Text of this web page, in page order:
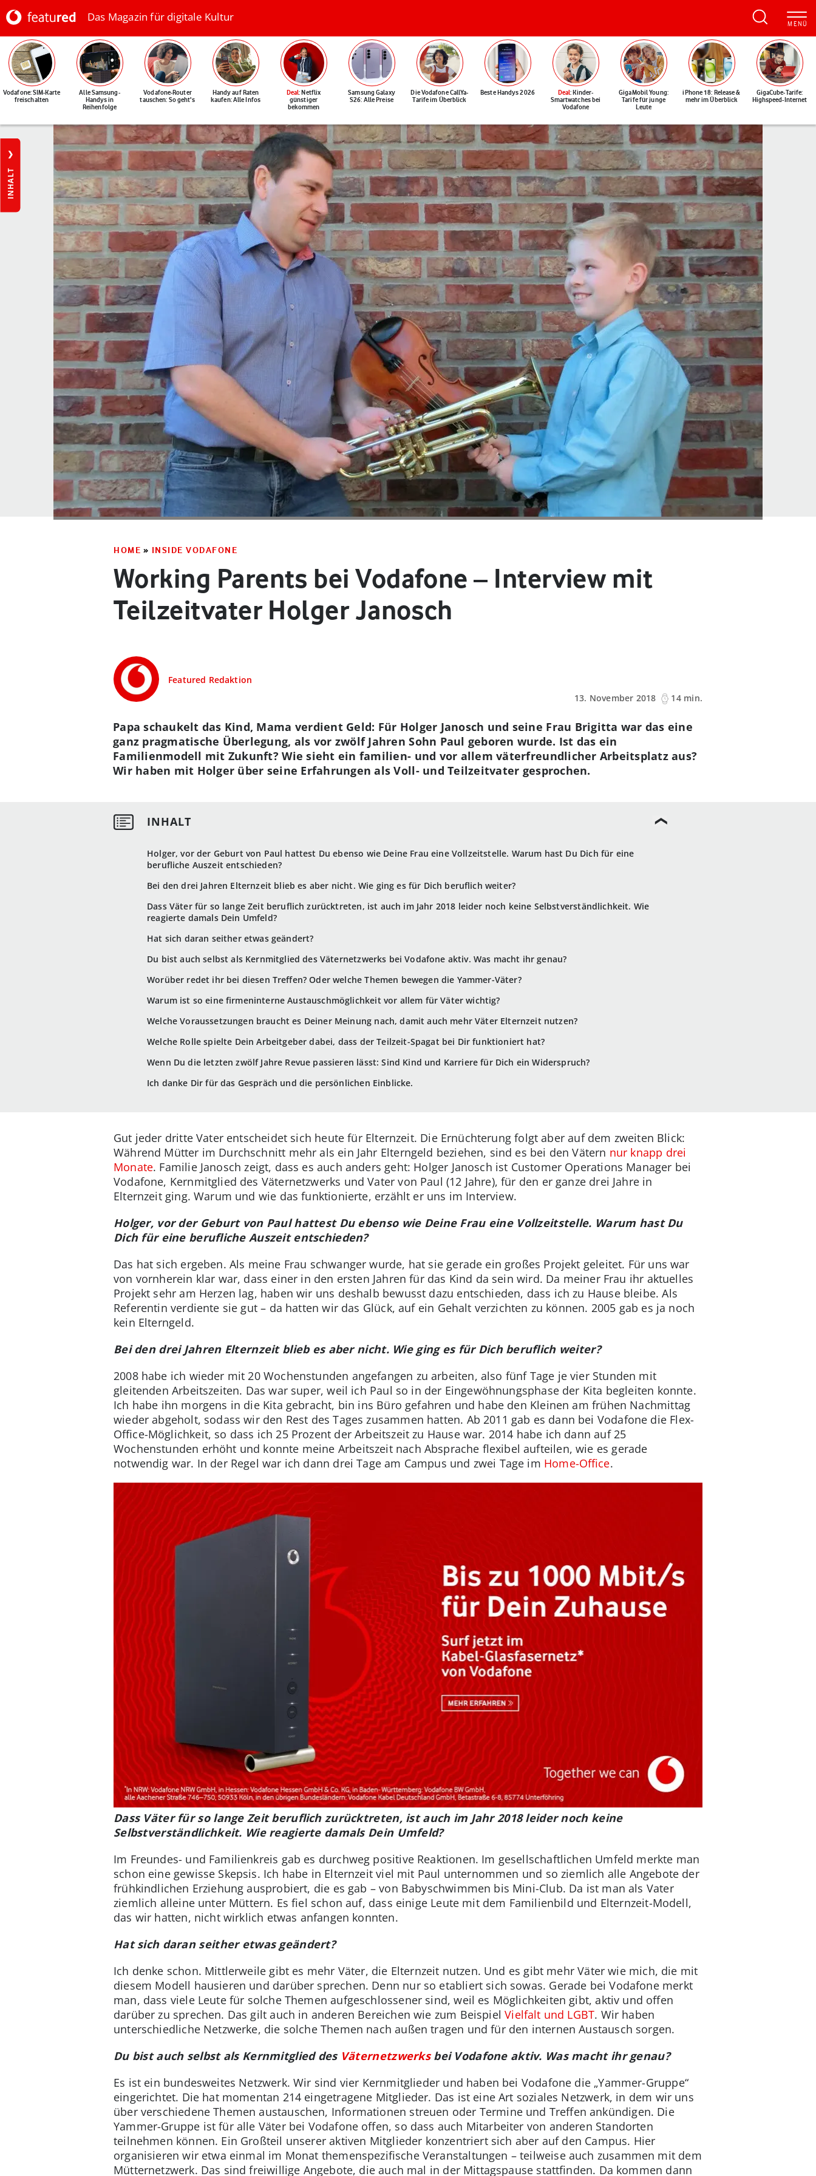
Das Magazin für digitale Kultur
Vodafone: SIM-Karte
freischalten
Alle Samsung-
Handys in
Reihenfolge
Vodafone-Router
tauschen: So geht's
Handy auf Raten
kaufen: Alle Infos
Deal: Netflix
günstiger
bekommen
Samsung Galaxy
S26: Alle Preise
Die Vodafone CallYa-
Tarife im Überblick
Beste Handys 2026 Deal: Kinder-
Smartwatches bei
Vodafone
GigaMobil Young:
Tarife für junge
Leute
iPhone 18: Release &
mehr im Überblick
GigaCube-Tarife:
Highspeed-Internet
INHALT
HOME » INSIDE VODAFONE
Working Parents bei Vodafone – Interview mit
Teilzeitvater Holger Janosch
Featured Redaktion
13. November 2018
14 min.
Holger, vor der Geburt von Paul hattest Du ebenso wie Deine Frau eine Vollzeitstelle. Warum hast Du Dich für eine
berufliche Auszeit entschieden?
Bei den drei Jahren Elternzeit blieb es aber nicht. Wie ging es für Dich beruflich weiter?
Dass Väter für so lange Zeit beruflich zurücktreten, ist auch im Jahr 2018 leider noch keine Selbstverständlichkeit. Wie
reagierte damals Dein Umfeld?
Hat sich daran seither etwas geändert?
Du bist auch selbst als Kernmitglied des Väternetzwerks bei Vodafone aktiv. Was macht ihr genau?
Worüber redet ihr bei diesen Treffen? Oder welche Themen bewegen die Yammer-Väter?
Warum ist so eine firmeninterne Austauschmöglichkeit vor allem für Väter wichtig?
Welche Voraussetzungen braucht es Deiner Meinung nach, damit auch mehr Väter Elternzeit nutzen?
Welche Rolle spielte Dein Arbeitgeber dabei, dass der Teilzeit-Spagat bei Dir funktioniert hat?
Wenn Du die letzten zwölf Jahre Revue passieren lässt: Sind Kind und Karriere für Dich ein Widerspruch?
Ich danke Dir für das Gespräch und die persönlichen Einblicke.
Papa schaukelt das Kind, Mama verdient Geld: Für Holger Janosch und seine Frau Brigitta war das eine
ganz pragmatische Überlegung, als vor zwölf Jahren Sohn Paul geboren wurde. Ist das ein
Familienmodell mit Zukunft? Wie sieht ein familien- und vor allem väterfreundlicher Arbeitsplatz aus?
Wir haben mit Holger über seine Erfahrungen als Voll- und Teilzeitvater gesprochen.
Gut jeder dritte Vater entscheidet sich heute für Elternzeit. Die Ernüchterung folgt aber auf dem zweiten Blick:
Während Mütter im Durchschnitt mehr als ein Jahr Elterngeld beziehen, sind es bei den Vätern nur knapp drei
Monate. Familie Janosch zeigt, dass es auch anders geht: Holger Janosch ist Customer Operations Manager bei
Vodafone, Kernmitglied des Väternetzwerks und Vater von Paul (12 Jahre), für den er ganze drei Jahre in
Elternzeit ging. Warum und wie das funktionierte, erzählt er uns im Interview.
Holger, vor der Geburt von Paul hattest Du ebenso wie Deine Frau eine Vollzeitstelle. Warum hast Du
Dich für eine berufliche Auszeit entschieden?
Das hat sich ergeben. Als meine Frau schwanger wurde, hat sie gerade ein großes Projekt geleitet. Für uns war
von vornherein klar war, dass einer in den ersten Jahren für das Kind da sein wird. Da meiner Frau ihr aktuelles
Projekt sehr am Herzen lag, haben wir uns deshalb bewusst dazu entschieden, dass ich zu Hause bleibe. Als
Referentin verdiente sie gut – da hatten wir das Glück, auf ein Gehalt verzichten zu können. 2005 gab es ja noch
kein Elterngeld.
Bei den drei Jahren Elternzeit blieb es aber nicht. Wie ging es für Dich beruflich weiter?
2008 habe ich wieder mit 20 Wochenstunden angefangen zu arbeiten, also fünf Tage je vier Stunden mit
gleitenden Arbeitszeiten. Das war super, weil ich Paul so in der Eingewöhnungsphase der Kita begleiten konnte.
Ich habe ihn morgens in die Kita gebracht, bin ins Büro gefahren und habe den Kleinen am frühen Nachmittag
wieder abgeholt, sodass wir den Rest des Tages zusammen hatten. Ab 2011 gab es dann bei Vodafone die Flex-
Office-Möglichkeit, so dass ich 25 Prozent der Arbeitszeit zu Hause war. 2014 habe ich dann auf 25
Wochenstunden erhöht und konnte meine Arbeitszeit nach Absprache flexibel aufteilen, wie es gerade
notwendig war. In der Regel war ich dann drei Tage am Campus und zwei Tage im Home-Office.
Dass Väter für so lange Zeit beruflich zurücktreten, ist auch im Jahr 2018 leider noch keine
Selbstverständlichkeit. Wie reagierte damals Dein Umfeld?
Im Freundes- und Familienkreis gab es durchweg positive Reaktionen. Im gesellschaftlichen Umfeld merkte man
schon eine gewisse Skepsis. Ich habe in Elternzeit viel mit Paul unternommen und so ziemlich alle Angebote der
frühkindlichen Erziehung ausprobiert, die es gab – von Babyschwimmen bis Mini-Club. Da ist man als Vater
ziemlich alleine unter Müttern. Es fiel schon auf, dass einige Leute mit dem Familienbild und Elternzeit-Modell,
das wir hatten, nicht wirklich etwas anfangen konnten.
Hat sich daran seither etwas geändert?
Ich denke schon. Mittlerweile gibt es mehr Väter, die Elternzeit nutzen. Und es gibt mehr Väter wie mich, die mit
diesem Modell hausieren und darüber sprechen. Denn nur so etabliert sich sowas. Gerade bei Vodafone merkt
man, dass viele Leute für solche Themen aufgeschlossener sind, weil es Möglichkeiten gibt, aktiv und offen
darüber zu sprechen. Das gilt auch in anderen Bereichen wie zum BeispielVielfalt und LGBT. Wir haben
unterschiedliche Netzwerke, die solche Themen nach außen tragen und für den internen Austausch sorgen.
Du bist auch selbst als Kernmitglied des Väternetzwerksbei Vodafone aktiv. Was macht ihr genau?
Es ist ein bundesweites Netzwerk. Wir sind vier Kernmitglieder und haben bei Vodafone die „Yammer-Gruppe“
eingerichtet. Die hat momentan 214 eingetragene Mitglieder. Das ist eine Art soziales Netzwerk, in dem wir uns
über verschiedene Themen austauschen, Informationen streuen oder Termine und Treffen ankündigen. Die
Yammer-Gruppe ist für alle Väter bei Vodafone offen, so dass auch Mitarbeiter von anderen Standorten
teilnehmen können. Ein Großteil unserer aktiven Mitglieder konzentriert sich aber auf den Campus. Hier
organisieren wir etwa einmal im Monat themenspezifische Veranstaltungen – teilweise auch zusammen mit dem
Mütternetzwerk. Das sind freiwillige Angebote, die auch mal in der Mittagspause stattfinden. Da kommen dann